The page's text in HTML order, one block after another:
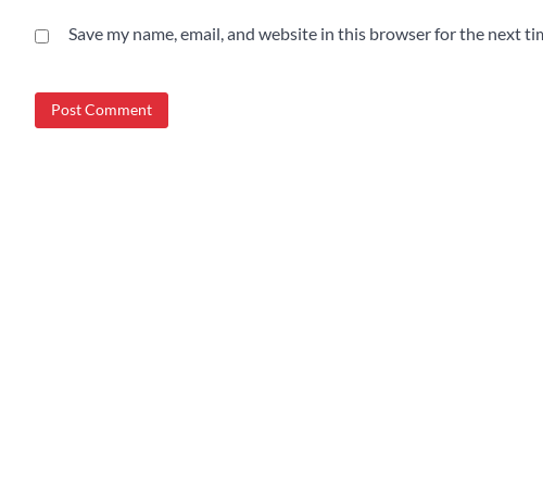
Save my name, email, and website in this browser for the next